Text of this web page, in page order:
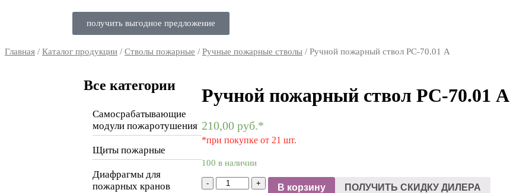
получить выгодное предложение
Главная / Каталог продукции / Стволы пожарные / Ручные пожарные стволы / Ручной пожарный ствол РС-70.01 А
Все категории
Самосрабатывающие
модули пожаротушения
Щиты пожарные
Диафрагмы для
пожарных кранов
Ручной пожарный ствол РС-70.01 А
210,00 руб.*
*при покупке от 21 шт.
100 в наличии
- + В корзину ПОЛУЧИТЬ СКИДКУ ДИЛЕРА